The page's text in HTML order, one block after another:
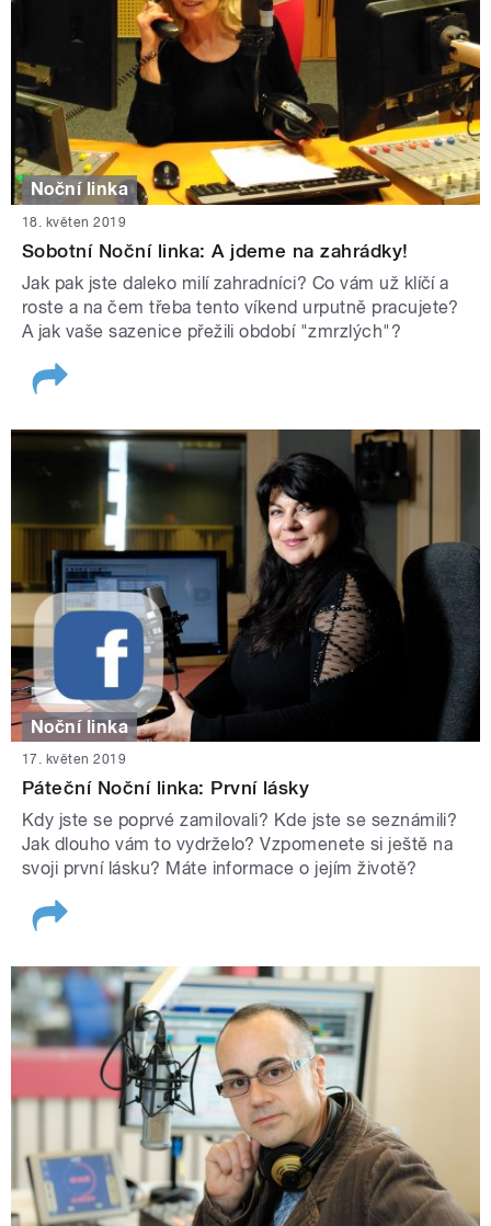
Noční linka
18. květen 2019
Sobotní Noční linka: A jdeme na zahrádky!
Jak pak jste daleko milí zahradníci? Co vám už klíčí a
roste a na čem třeba tento víkend urputně pracujete?
A jak vaše sazenice přežili období "zmrzlých"?
Noční linka
17. květen 2019
Páteční Noční linka: První lásky
Kdy jste se poprvé zamilovali? Kde jste se seznámili?
Jak dlouho vám to vydrželo? Vzpomenete si ještě na
svoji první lásku? Máte informace o jejím životě?